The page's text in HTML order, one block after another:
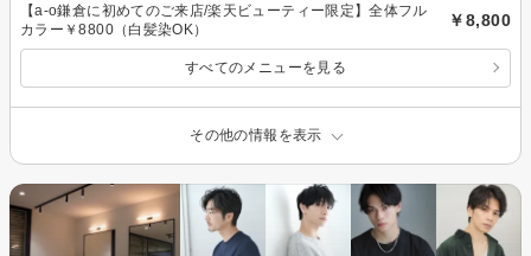
【a-o鎌倉に初めてのご来店/楽天ビューティー限定】全体フル
カラー￥8800（白髪染OK）
￥8,800
すべてのメニューを見る
その他の情報を表示